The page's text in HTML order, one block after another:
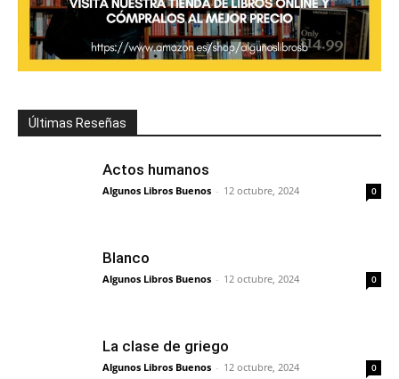
Últimas Reseñas
Actos humanos
Algunos Libros Buenos - 12 octubre, 2024 0
Blanco
Algunos Libros Buenos - 12 octubre, 2024 0
La clase de griego
Algunos Libros Buenos - 12 octubre, 2024 0